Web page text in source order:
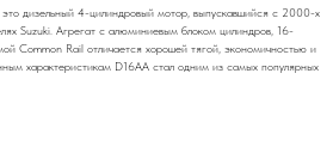
дизельный 4-цилиндровый мотор, выпускавшийся с 2000-х
Suzuki. Агрегат с алюминиевым блоком цилиндров, 16-
Common Rail отличается хорошей тягой, экономичностью и
характеристикам D16AA стал одним из самых популярных